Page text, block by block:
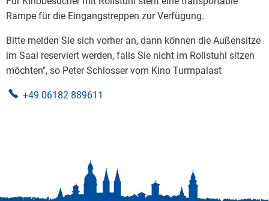
Rampe für die Eingangstreppen zur Verfügung.
Bitte melden Sie sich vorher an, dann können die Außensitze
im Saal reserviert werden, falls Sie nicht im Rollstuhl sitzen
möchten", so Peter Schlosser vom Kino Turmpalast
+49 06182 889611